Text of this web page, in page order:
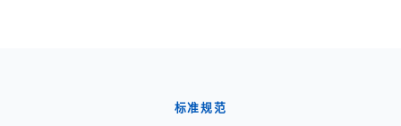
标准规范